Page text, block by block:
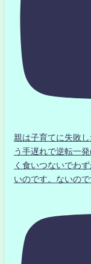
親は子育てに失敗
う手遅れで逆転一
く食いつないでわ
いのです。ないので